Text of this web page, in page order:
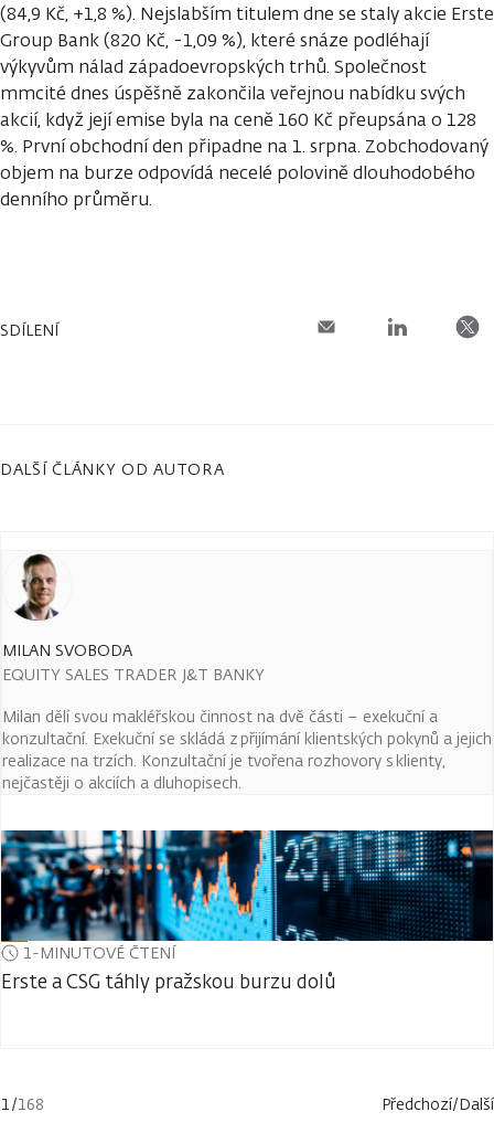
(84,9 Kč, +1,8 %). Nejslabším titulem dne se staly akcie Erste
Group Bank (820 Kč, -1,09 %), které snáze podléhají
výkyvům nálad západoevropských trhů. Společnost
mmcité dnes úspěšně zakončila veřejnou nabídku svých
akcií, když její emise byla na ceně 160 Kč přeupsána o 128
%. První obchodní den připadne na 1. srpna. Zobchodovaný
objem na burze odpovídá necelé polovině dlouhodobého
denního průměru.
SDÍLENÍ
DALŠÍ ČLÁNKY OD AUTORA
MILAN SVOBODA
EQUITY SALES TRADER J&T BANKY
Milan dělí svou makléřskou činnost na dvě části – exekuční a
konzultační. Exekuční se skládá z přijímání klientských pokynů a jejich
realizace na trzích. Konzultační je tvořena rozhovory s klienty,
nejčastěji o akciích a dluhopisech.
1-MINUTOVÉ ČTENÍ
Erste a CSG táhly pražskou burzu dolů
1/168 Předchozí/Další